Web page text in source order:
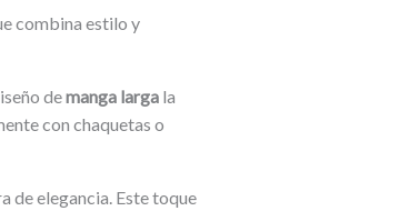
combina estilo y
demanga largala
con chaquetas o
de elegancia. Este toque